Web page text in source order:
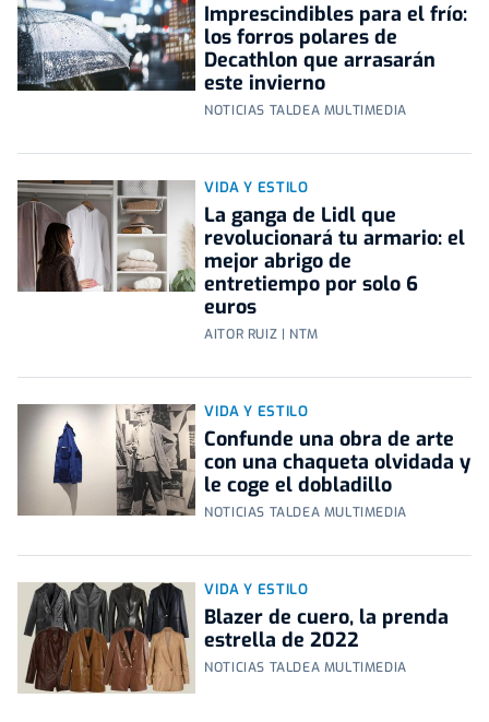
Imprescindibles para el frío:
los forros polares de
Decathlon que arrasarán
este invierno
NOTICIAS TALDEA MULTIMEDIA
VIDA Y ESTILO
La ganga de Lidl que
revolucionará tu armario: el
mejor abrigo de
entretiempo por solo 6
euros
AITOR RUIZ | NTM
VIDA Y ESTILO
Confunde una obra de arte
con una chaqueta olvidada y
le coge el dobladillo
NOTICIAS TALDEA MULTIMEDIA
VIDA Y ESTILO
Blazer de cuero, la prenda
estrella de 2022
NOTICIAS TALDEA MULTIMEDIA